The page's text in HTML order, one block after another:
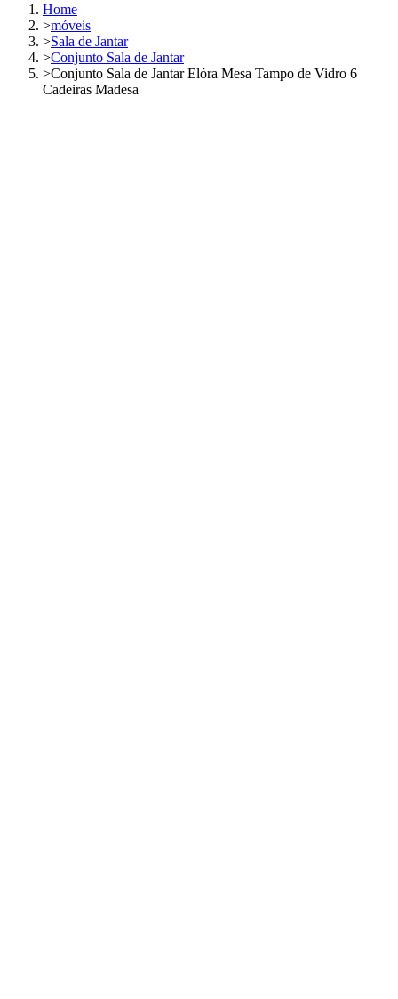
Home
>móveis
>Sala de Jantar
>Conjunto Sala de Jantar
>Conjunto Sala de Jantar Elóra Mesa Tampo de Vidro 6
Cadeiras Madesa